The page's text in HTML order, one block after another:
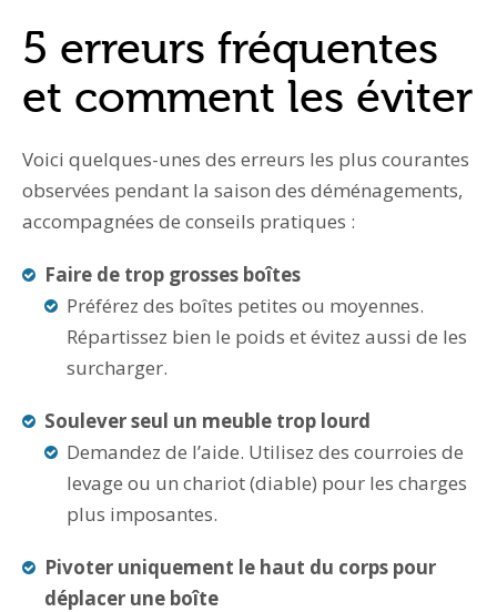
5 erreurs fréquentes
et comment les éviter
Voici quelques-unes des erreurs les plus courantes
observées pendant la saison des déménagements,
accompagnées de conseils pratiques :
Faire de trop grosses boîtes
Préférez des boîtes petites ou moyennes.
Répartissez bien le poids et évitez aussi de les
surcharger.
Soulever seul un meuble trop lourd
Demandez de l’aide. Utilisez des courroies de
levage ou un chariot (diable) pour les charges
plus imposantes.
Pivoter uniquement le haut du corps pour
déplacer une boîte